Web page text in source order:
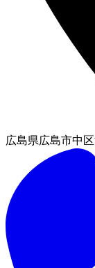
広島県広島市中